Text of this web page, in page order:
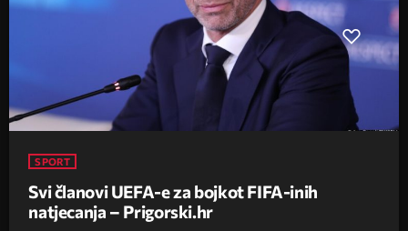
SPORT
Svi članovi UEFA-e za bojkot FIFA-inih
natjecanja – Prigorski.hr